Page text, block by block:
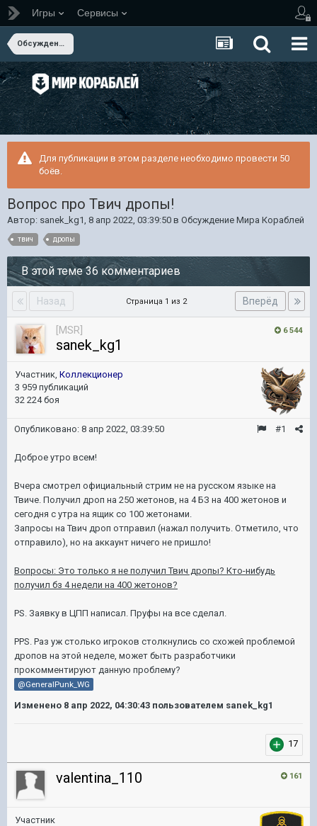
Игры Сервисы
Обсуждение Мира Кораблей
Для публикации в этом разделе необходимо провести 50
боёв.
Вопрос про Твич дропы!
Автор: sanek_kg1, 8 апр 2022, 03:39:50 в Обсуждение Мира Кораблей
твич дропы
В этой теме 36 комментариев
Назад Вперёд
Страница 1 из 2
6 544
[MSR]
sanek_kg1
Участник, Коллекционер
3 959 публикаций
32 224 боя
#1
Опубликовано: 8 апр 2022, 03:39:50
Доброе утро всем!
Вчера смотрел официальный стрим не на русском языке на
Твиче. Получил дроп на 250 жетонов, на 4 БЗ на 400 жетонов и
сегодня с утра на ящик со 100 жетонами.
Запросы на Твич дроп отправил (нажал получить. Отметило, что
отправило), но на аккаунт ничего не пришло!
Вопросы: Это только я не получил Твич дропы? Кто-нибудь
получил бз 4 недели на 400 жетонов?
PS. Заявку в ЦПП написал. Пруфы на все сделал.
PPS. Раз уж столько игроков столкнулись со схожей проблемой
дропов на этой неделе, может быть разработчики
прокомментируют данную проблему?
@GeneralPunk_WG
Изменено 8 апр 2022, 04:30:43 пользователем sanek_kg1
17
161
valentina_110
Участник